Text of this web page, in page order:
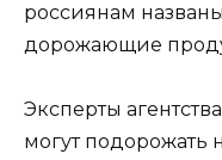
Эксперты
могут подорожать